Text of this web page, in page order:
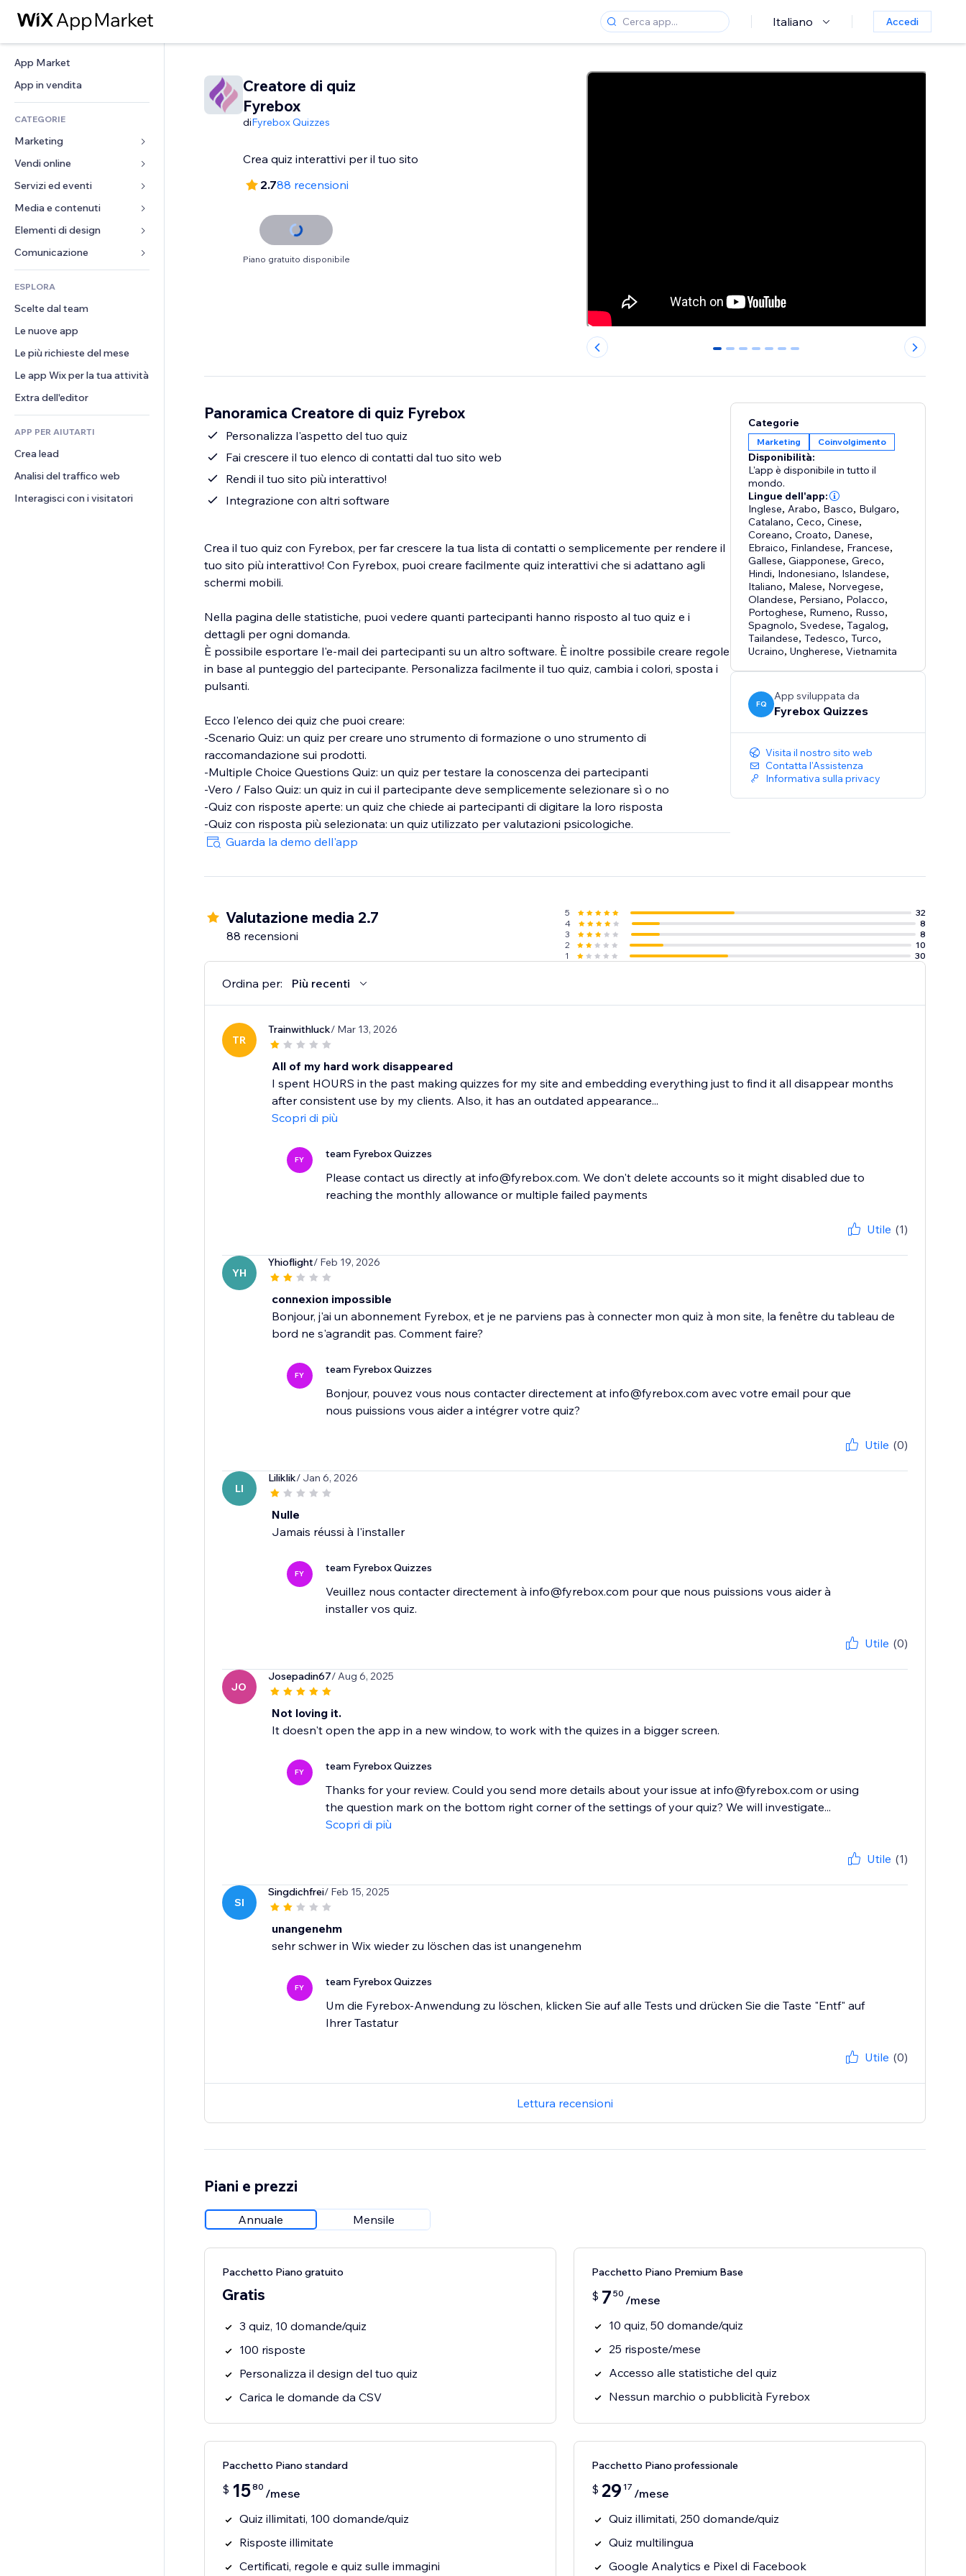
Italiano Accedi
App Market
App in vendita
CATEGORIE
Marketing
Inserzioni
Mobile
Dati analitici
Inserzioni sito
Email
Vendi online
App per Stores
Spedizione e consegna
Tasti Vendi
Amministrazione
Buoni e programmi fedeltà
Servizi ed eventi
Hotel
Eventi
Ristoranti
Immobiliare
Prenotazioni
Media e contenuti
Galleria
Musica
Podcast
Fotografia
Video
PDF
Condivisione file
Elementi di design
Mappe e navigazione
Privacy e sicurezza
Orologio
Template per pagine
Effetti immagine
Tasti e menu
Banner e badge
Calcolatrici
Cerca
Meteo
Grafici e tabelle
Moduli
Sondaggi
Chat
Commenti
Telefono
Community
Recensioni e testimonial
CRM
ESPLORA
Scelte dal team
Le nuove app
Le più richieste del mese
Le app Wix per la tua attività
Extra dell'editor
APP PER AIUTARTI
Crea lead
Analisi del traffico web
Interagisci con i visitatori
Creatore di quiz
Fyrebox
diFyrebox Quizzes
Crea quiz interattivi per il tuo sito
2.788 recensioni
Piano gratuito disponibile
0 1 2 3 4 5 6
Panoramica Creatore di quiz Fyrebox
Personalizza l'aspetto del tuo quiz
Fai crescere il tuo elenco di contatti dal tuo sito web
Rendi il tuo sito più interattivo!
Integrazione con altri software
Crea il tuo quiz con Fyrebox, per far crescere la tua lista di contatti o semplicemente per rendere il
tuo sito più interattivo! Con Fyrebox, puoi creare facilmente quiz interattivi che si adattano agli
schermi mobili.
Nella pagina delle statistiche, puoi vedere quanti partecipanti hanno risposto al tuo quiz e i
dettagli per ogni domanda.
È possibile esportare l'e-mail dei partecipanti su un altro software. È inoltre possibile creare regole
in base al punteggio del partecipante. Personalizza facilmente il tuo quiz, cambia i colori, sposta i
pulsanti.
Ecco l'elenco dei quiz che puoi creare:
-Scenario Quiz: un quiz per creare uno strumento di formazione o uno strumento di
raccomandazione sui prodotti.
-Multiple Choice Questions Quiz: un quiz per testare la conoscenza dei partecipanti
-Vero / Falso Quiz: un quiz in cui il partecipante deve semplicemente selezionare sì o no
-Quiz con risposte aperte: un quiz che chiede ai partecipanti di digitare la loro risposta
Guarda la demo dell'app
Categorie
Marketing Coinvolgimento
Disponibilità:
L'app è disponibile in tutto il
mondo.
Lingue dell'app:
Inglese, Arabo, Basco, Bulgaro,
Catalano,Ceco,Cinese,
Coreano,Croato, Danese,
Ebraico, Finlandese, Francese,
Gallese,Giapponese,Greco,
Hindi, Indonesiano, Islandese,
Italiano, Malese, Norvegese,
Olandese, Persiano, Polacco,
Portoghese, Rumeno, Russo,
Spagnolo,Svedese,Tagalog,
Tailandese,Tedesco,Turco,
Ucraino,Ungherese,Vietnamita
FQ
App sviluppata da
Fyrebox Quizzes
Visita il nostro sito web
Contatta l'Assistenza
Informativa sulla privacy
Valutazione media 2.7
88 recensioni
5
32
4
8
3
8
2
10
1
30
Ordina per: Più recenti
TR
Trainwithluck/ Mar 13, 2026
All of my hard work disappeared
I spent HOURS in the past making quizzes for my site and embedding everything just to find it all disappear months
after consistent use by my clients. Also, it has an outdated appearance...
Scopri di più
FY team Fyrebox Quizzes
Please contact us directly at info@fyrebox.com. We don't delete accounts so it might disabled due to
reaching the monthly allowance or multiple failed payments
Utile (1)
YH
Yhioflight/ Feb 19, 2026
connexion impossible
Bonjour, j'ai un abonnement Fyrebox, et je ne parviens pas à connecter mon quiz à mon site, la fenêtre du tableau de
bord ne s'agrandit pas. Comment faire?
FY team Fyrebox Quizzes
Bonjour, pouvez vous nous contacter directement at info@fyrebox.com avec votre email pour que
nous puissions vous aider a intégrer votre quiz?
Utile (0)
LI
Liliklik/ Jan 6, 2026
Nulle
Jamais réussi à l'installer
FY team Fyrebox Quizzes
Veuillez nous contacter directement à info@fyrebox.com pour que nous puissions vous aider à
installer vos quiz.
Utile (0)
JO
Josepadin67/ Aug 6, 2025
Not loving it.
It doesn't open the app in a new window, to work with the quizes in a bigger screen.
FY team Fyrebox Quizzes
Thanks for your review. Could you send more details about your issue at info@fyrebox.com or using
the question mark on the bottom right corner of the settings of your quiz? We will investigate...
Scopri di più
Utile (1)
SI
Singdichfrei/ Feb 15, 2025
unangenehm
sehr schwer in Wix wieder zu löschen das ist unangenehm
FY team Fyrebox Quizzes
Um die Fyrebox-Anwendung zu löschen, klicken Sie auf alle Tests und drücken Sie die Taste "Entf" auf
Ihrer Tastatur
Utile (0)
Lettura recensioni
Piani e prezzi
Annuale Mensile
Pacchetto Piano gratuito
Gratis
3 quiz, 10 domande/quiz
100 risposte
Personalizza il design del tuo quiz
Carica le domande da CSV
Pacchetto Piano Premium Base
$ 7 50 /mese
10 quiz, 50 domande/quiz
25 risposte/mese
Accesso alle statistiche del quiz
Nessun marchio o pubblicità Fyrebox
Pacchetto Piano standard
$ 1580 /mese
Quiz illimitati, 100 domande/quiz
Risposte illimitate
Certificati, regole e quiz sulle immagini
Pacchetto Piano professionale
$ 29 17 /mese
Quiz illimitati, 250 domande/quiz
Quiz multilingua
Google Analytics e Pixel di Facebook